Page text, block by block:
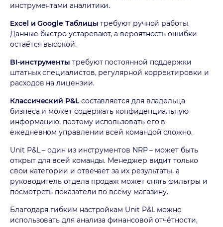
инструментами аналитики.
Excel и Google Таблицы требуют ручной работы.
Данные быстро устаревают, а вероятность ошибки
остаётся высокой.
BI-инструменты требуют постоянной поддержки
штатных специалистов, регулярной корректировки и
расходов на лицензии.
Классический P&Lсоставляется для владельца
бизнеса и может содержать конфиденциальную
информацию, поэтому использовать его в
ежедневном управлении всей командой сложно.
Unit P&L – один из инструментов NRP – может быть
открыт для всей команды. Менеджер видит только
свои категории и отвечает за их результаты, а
руководитель отдела продаж может снять фильтры и
посмотреть показатели по всему магазину.
Благодаря гибким настройкам Unit P&L можно
использовать для анализа финансовой отчётности,